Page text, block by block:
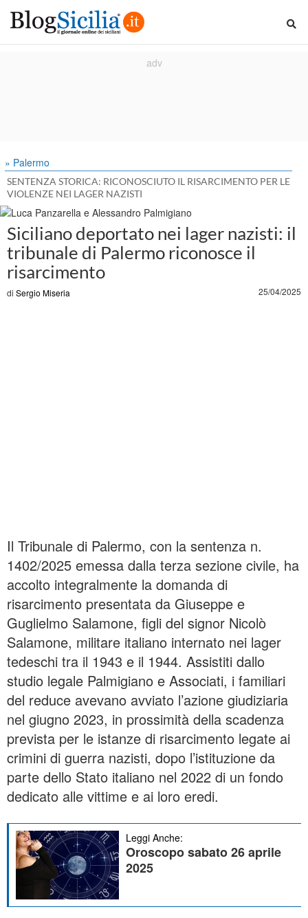
» Palermo
SENTENZA STORICA: RICONOSCIUTO IL RISARCIMENTO PER LE
VIOLENZE NEI LAGER NAZISTI
Siciliano deportato nei lager nazisti: il
tribunale di Palermo riconosce il
risarcimento
di Sergio Miseria 25/04/2025
Il Tribunale di Palermo, con la sentenza n.
1402/2025 emessa dalla terza sezione civile, ha
accolto integralmente la domanda di
risarcimento presentata da Giuseppe e
Guglielmo Salamone, figli del signor Nicolò
Salamone, militare italiano internato nei lager
tedeschi tra il 1943 e il 1944. Assistiti dallo
studio legale Palmigiano e Associati, i familiari
del reduce avevano avviato l’azione giudiziaria
nel giugno 2023, in prossimità della scadenza
prevista per le istanze di risarcimento legate ai
crimini di guerra nazisti, dopo l’istituzione da
parte dello Stato italiano nel 2022 di un fondo
dedicato alle vittime e ai loro eredi.
Leggi Anche:
Oroscopo sabato 26 aprile
2025